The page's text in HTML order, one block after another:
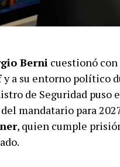
Berni cuestionó
y a su entorno político
de Seguridad puso
mandatario para
, quien cumple